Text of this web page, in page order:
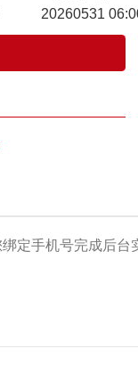
20260531